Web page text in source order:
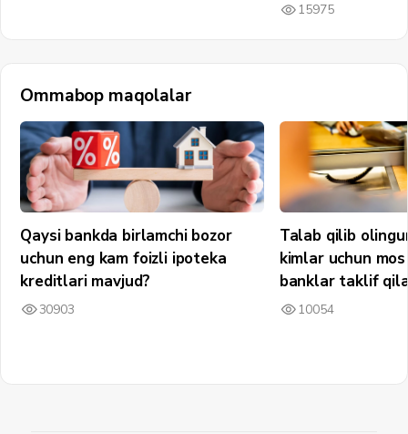
15975
Ommabop maqolalar
Qaysi bankda birlamchi bozor
uchun eng kam foizli ipoteka
kreditlari mavjud?
30903
Talab qilib
kimlar uchun
banklar taklif
10054